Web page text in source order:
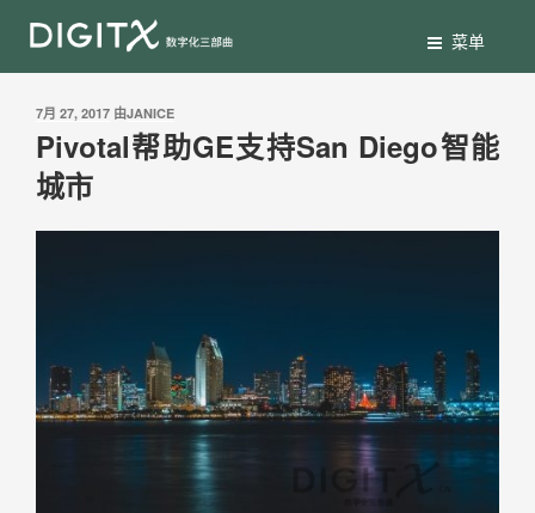
菜单
7月 27, 2017 由JANICE
Pivotal帮助GE支持San Diego智能
城市